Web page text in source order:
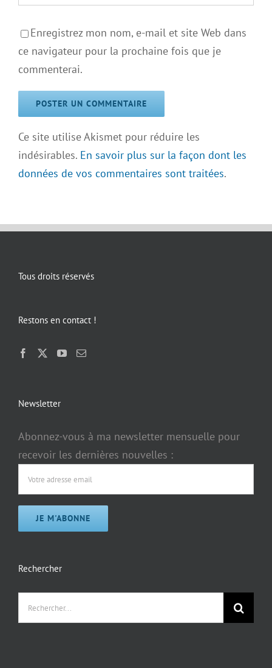
Enregistrez mon nom, e-mail et site Web dans
ce navigateur pour la prochaine fois que je
commenterai.
Ce site utilise Akismet pour réduire les
indésirables. En savoir plus sur la façon dont les
données de vos commentaires sont traitées.
Tous droits réservés
Restons en contact !
Newsletter
Abonnez-vous à ma newsletter mensuelle pour
recevoir les dernières nouvelles :
Rechercher